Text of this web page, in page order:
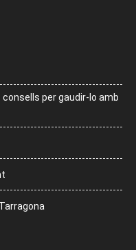
consells per gaudir-lo amb